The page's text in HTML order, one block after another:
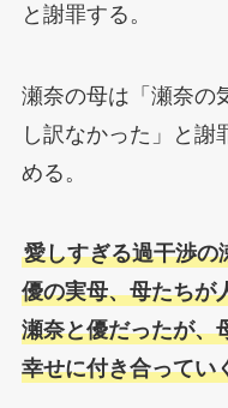
と謝罪する。
瀬奈の母は「瀬奈の
し訳なかった」と謝
める。
愛しすぎる過干渉の
優の実母、母たちが
瀬奈と優だったが、
幸せに付き合ってい